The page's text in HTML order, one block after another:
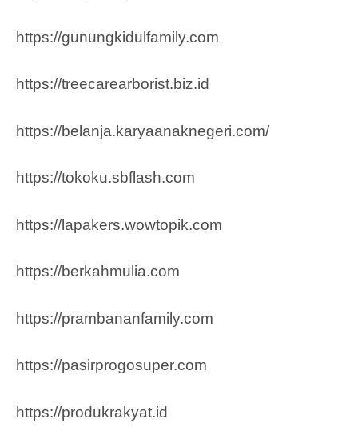
https://gunungkidulfamily.com
https://treecarearborist.biz.id
https://belanja.karyaanaknegeri.com/
https://tokoku.sbflash.com
https://lapakers.wowtopik.com
https://berkahmulia.com
https://prambananfamily.com
https://pasirprogosuper.com
https://produkrakyat.id